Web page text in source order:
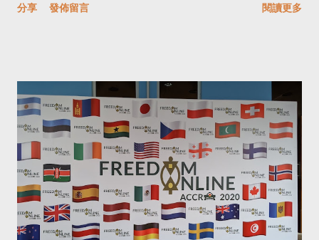
個學術研究單位、智庫在教育普及的國家中，對於網路政策與其
由、言論自由、反對內容審查與政府監控、兒少保護、兩性平權
的各種人權議題，那麼，台灣的知識份子呢？ 在午餐時間，曾經
有一位參與者問我：「為什麼智庫單位要參與這樣的活動？」他
也好奇台灣智庫單位提出的政策建議，有多少是真正貫徹有效執
行的？面臨什麼樣的阻礙與抗拒？相較於有些部門偏好參考商業
顧問公司的報告為政策建言佐證，那麼學術研究人員在這個領域
或不同領域的實質貢獻會是什麼？在這些國際會議裡的角色是什
麼？任務是什麼？這些耐人尋味的問題，先到此打住。
分享 發佈留言 閱讀更多